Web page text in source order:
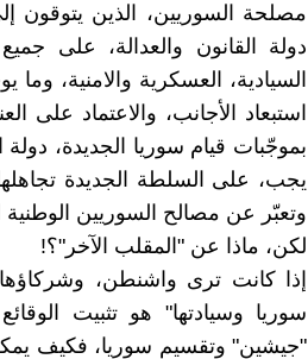
مصلحة السوريين، الذين يتوقون
دولة القانون والعدالة، على
السيادية، العسكرية والامنية،
استبعاد الأجانب، والاعتماد على
بموجّبات قيام سوريا الجديدة، دولة
يجب، على السلطة الجديدة
وتعبّر عن مصالح السوريين الوطنية
لكن، ماذا عن "المقلب الآخر"؟!
إذا كانت ترى واشنطن،
سوريا وسيادتها" هو تثبيت
"جيشين" وتقسيم سوريا، فكيف